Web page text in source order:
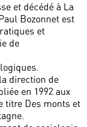
et décédé à La
Bozonnet est
et
de
direction de
en 1992 aux
titre Des monts et